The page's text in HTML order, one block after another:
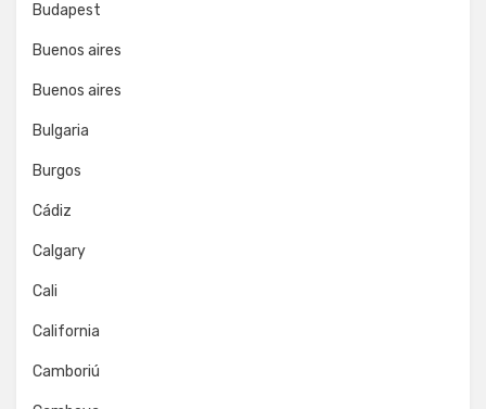
Budapest
Buenos aires
Buenos aires
Bulgaria
Burgos
Cádiz
Calgary
Cali
California
Camboriú